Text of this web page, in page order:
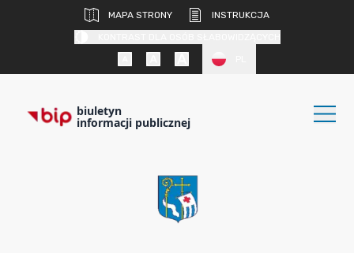
MAPA STRONY
INSTRUKCJA
biuletyn
informacji publicznej